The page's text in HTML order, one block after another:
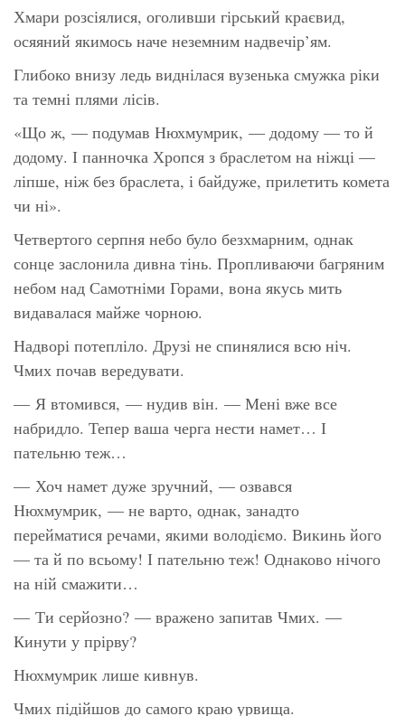
Хмари розсіялися, оголивши гірський краєвид,
осяяний якимось наче неземним надвечір’ям.
Глибоко внизу ледь виднілася вузенька смужка ріки
та темні плями лісів.
«Що ж, — подумав Нюхмумрик, — додому — то й
додому. І панночка Хропся з браслетом на ніжці —
ліпше, ніж без браслета, і байдуже, прилетить комета
чи ні».
Четвертого серпня небо було безхмарним, однак
сонце заслонила дивна тінь. Пропливаючи багряним
небом над Самотніми Горами, вона якусь мить
видавалася майже чорною.
Надворі потепліло. Друзі не спинялися всю ніч.
Чмих почав вередувати.
— Я втомився, — нудив він. — Мені вже все
набридло. Тепер ваша черга нести намет… І
пательню теж…
— Хоч намет дуже зручний, — озвався
Нюхмумрик, — не варто, однак, занадто
перейматися речами, якими володіємо. Викинь його
— та й по всьому! І пательню теж! Однаково нічого
на ній смажити…
— Ти серйозно? — вражено запитав Чмих. —
Кинути у прірву?
Нюхмумрик лише кивнув.
Чмих підійшов до самого краю урвища.